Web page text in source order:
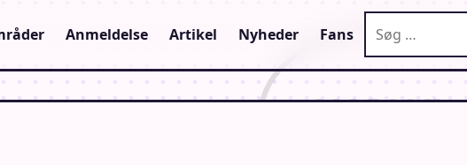
Anmeldelse Artikel Nyheder Fans